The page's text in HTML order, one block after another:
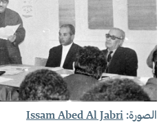
الصورة:Issam Abed Al Jabri